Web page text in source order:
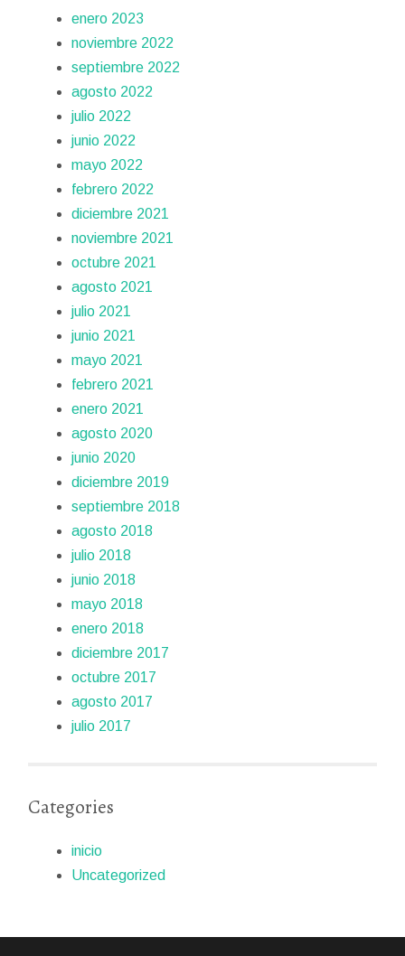
enero 2023
noviembre 2022
septiembre 2022
agosto 2022
julio 2022
junio 2022
mayo 2022
febrero 2022
diciembre 2021
noviembre 2021
octubre 2021
agosto 2021
julio 2021
junio 2021
mayo 2021
febrero 2021
enero 2021
agosto 2020
junio 2020
diciembre 2019
septiembre 2018
agosto 2018
julio 2018
junio 2018
mayo 2018
enero 2018
diciembre 2017
octubre 2017
agosto 2017
julio 2017
Categories
inicio
Uncategorized